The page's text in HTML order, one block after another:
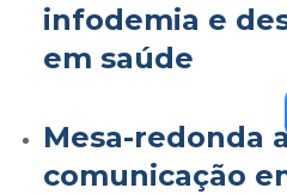
infodemia e
em saúde
Mesa-redonda
comunicação